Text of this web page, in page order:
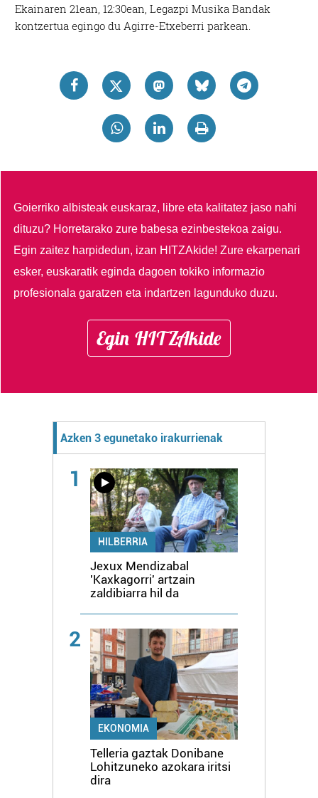
Ekainaren 21ean, 12:30ean, Legazpi Musika Bandak
kontzertua egingo du Agirre-Etxeberri parkean.
Goierriko albisteak euskaraz, libre eta kalitatez jaso nahi
dituzu? Horretarako zure babesa ezinbestekoa zaigu.
Egin zaitez harpidedun, izan HITZAkide!Zure ekarpenari
esker, euskaratik eginda dagoen tokiko informazio
profesionala garatzen eta indartzen lagunduko duzu.
Egin HITZAkide
Azken 3 egunetako irakurrienak
1
HILBERRIA
Jexux Mendizabal
'Kaxkagorri' artzain
zaldibiarra hil da
2
EKONOMIA
Telleria gaztak Donibane
Lohitzuneko azokara iritsi
dira